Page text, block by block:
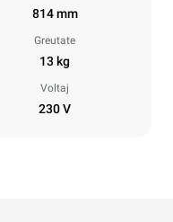
814 mm
Greutate
13 kg
Voltaj
230 V